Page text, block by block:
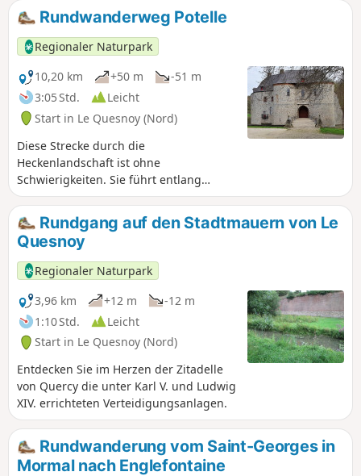
Rundwanderweg Potelle
Regionaler Naturpark
10,20 km
+50 m
-51 m
3:05 Std.
Leicht
Start in Le Quesnoy (Nord)
Diese Strecke durch die
Heckenlandschaft ist ohne
Schwierigkeiten. Sie führt entlang
ländlicher Hecken und Straßen mit
charakteristischen Wohnhäusern.
Rundgang auf den Stadtmauern von Le
Quesnoy
Regionaler Naturpark
3,96 km
+12 m
-12 m
1:10 Std.
Leicht
Start in Le Quesnoy (Nord)
Entdecken Sie im Herzen der Zitadelle
von Quercy die unter Karl V. und Ludwig
XIV. errichteten Verteidigungsanlagen.
Rundwanderung vom Saint-Georges in
Mormal nach Englefontaine